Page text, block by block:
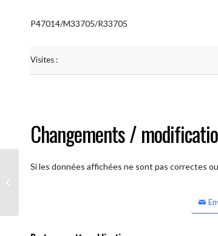
P47014/M33705/R33705
Visites :
Changements /
Si les données affichées ne sont pas correctes